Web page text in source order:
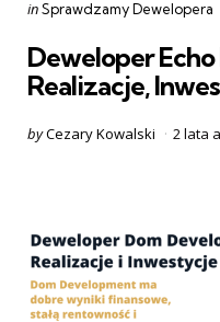
Categories
Posted
inSprawdzamy Dewelopera
Deweloper
Realizacje,
Posted
byCezary Kowalski 2 lata